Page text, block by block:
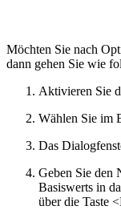
Möchten Sie nach
dann gehen Sie wie
Aktivieren Sie
Wählen Sie im
Das
Geben Sie den
Basiswerts in
über die Taste